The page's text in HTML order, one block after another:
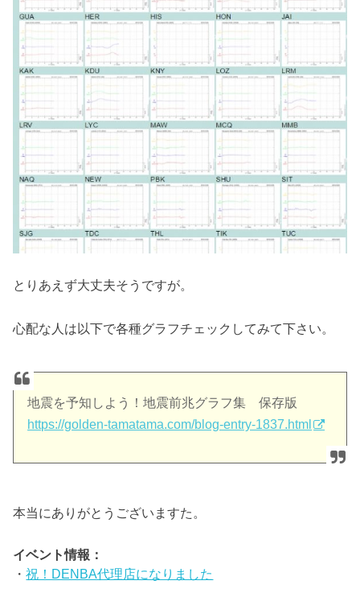
とりあえず大丈夫そうですが。
心配な人は以下で各種グラフチェックしてみて下さい。
地震を予知しよう！地震前兆グラフ集 保存版
https://golden-tamatama.com/blog-entry-1837.html
本当にありがとうございますた。
イベント情報：
・祝！DENBA代理店になりました